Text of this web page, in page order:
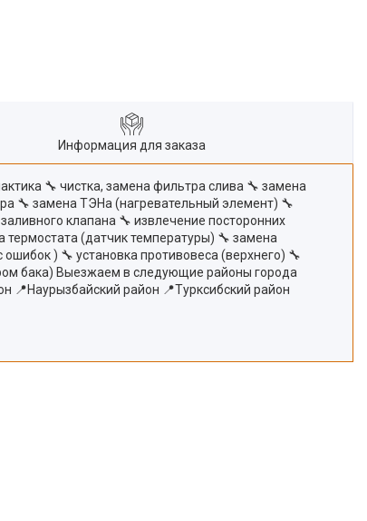
Информация для заказа
🔧 чистка, замена фильтра слива 🔧 замена
🔧 замена ТЭНа (нагревательный элемент) 🔧
клапана 🔧 извлечение посторонних
термостата (датчик температуры) 🔧 замена
) 🔧 установка противовеса (верхнего) 🔧
бака) Выезжаем в следующие районы города
📍Наурызбайский район 📍Турксибский район